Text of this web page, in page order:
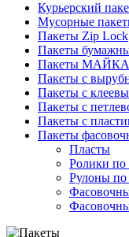
Курьерский
Мусорные
Пакеты Zip Lock
Пакеты
Пакеты МАЙКА
Пакеты с
Пакеты с
Пакеты с
Пакеты с
Пакеты
Пласты
Ролики по
Рулоны по